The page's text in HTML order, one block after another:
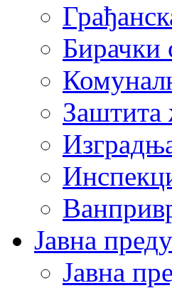
Бирачки
Заштита
Јавна
Јавна